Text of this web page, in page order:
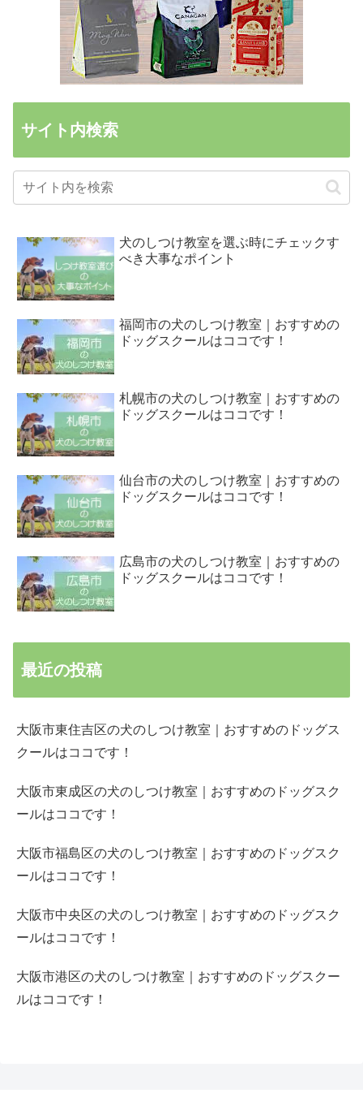
サイト内検索
犬のしつけ教室を選ぶ時にチェックす
べき大事なポイント
福岡市の犬のしつけ教室｜おすすめの
ドッグスクールはココです！
札幌市の犬のしつけ教室｜おすすめの
ドッグスクールはココです！
仙台市の犬のしつけ教室｜おすすめの
ドッグスクールはココです！
広島市の犬のしつけ教室｜おすすめの
ドッグスクールはココです！
最近の投稿
大阪市東住吉区の犬のしつけ教室｜おすすめのドッグス
クールはココです！
大阪市東成区の犬のしつけ教室｜おすすめのドッグスク
ールはココです！
大阪市福島区の犬のしつけ教室｜おすすめのドッグスク
ールはココです！
大阪市中央区の犬のしつけ教室｜おすすめのドッグスク
ールはココです！
大阪市港区の犬のしつけ教室｜おすすめのドッグスクー
ルはココです！